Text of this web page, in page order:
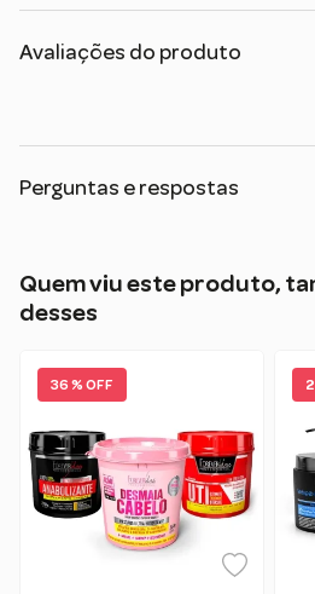
Avaliações do produto
Perguntas e respostas
Quem viu este produto,
desses
36 % OFF